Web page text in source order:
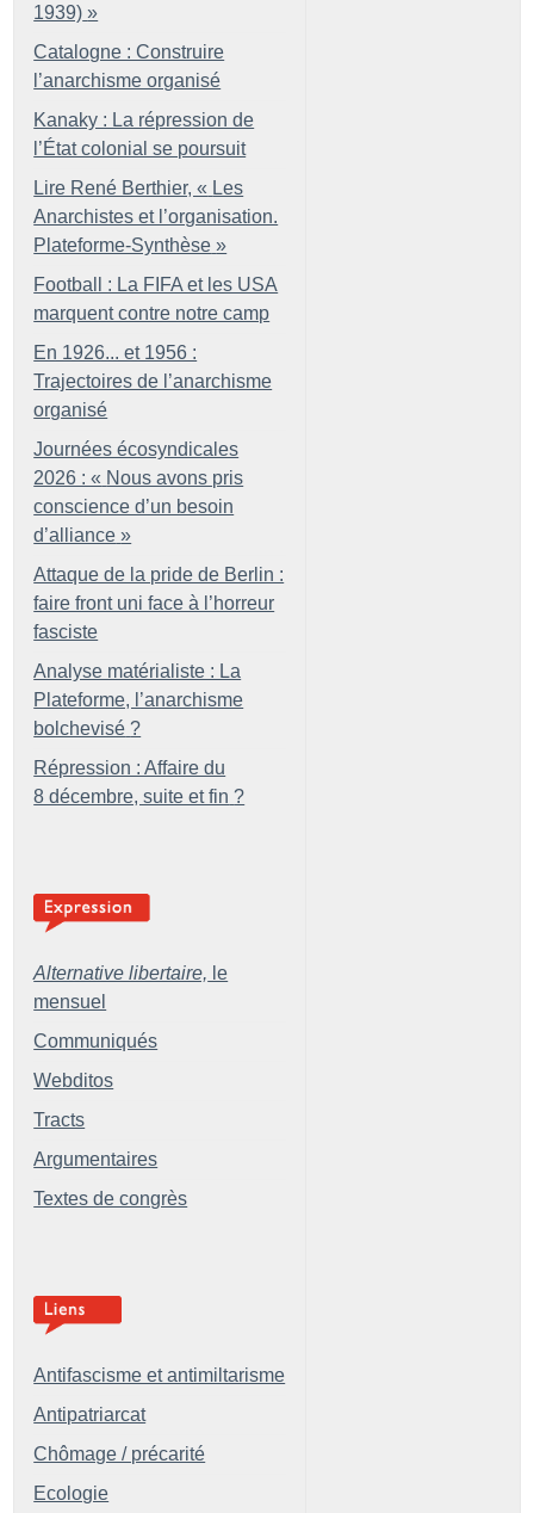
1939) »
Catalogne : Construire
l’anarchisme organisé
Kanaky : La répression de
l’État colonial se poursuit
Lire René Berthier, « Les
Anarchistes et l’organisation.
Plateforme-Synthèse »
Football : La FIFA et les USA
marquent contre notre camp
En 1926... et 1956 :
Trajectoires de l’anarchisme
organisé
Journées écosyndicales
2026 : « Nous avons pris
conscience d’un besoin
d’alliance »
Attaque de la pride de Berlin :
faire front uni face à l’horreur
fasciste
Analyse matérialiste : La
Plateforme, l’anarchisme
bolchevisé ?
Répression : Affaire du
8 décembre, suite et fin ?
Alternative libertaire, le
mensuel
Communiqués
Webditos
Tracts
Argumentaires
Textes de congrès
Antifascisme et antimiltarisme
Antipatriarcat
Chômage / précarité
Ecologie